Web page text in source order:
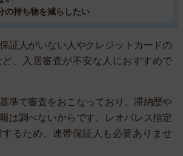
の持ち物を減らしたい
証人がいない人やクレジットカードの
、入居審査が不安な人におすすめで
準で審査をおこなっており、滞納歴や
は調べないからです。レオパレス指定
るため、連帯保証人も必要ありませ